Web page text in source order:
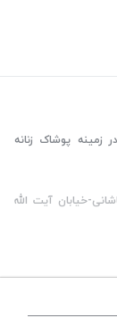
زمینه پوشاک زنانه
| آدرس :یزد-اکبر آباد-کوچه 56 کاشانی-خیابان آیت الله